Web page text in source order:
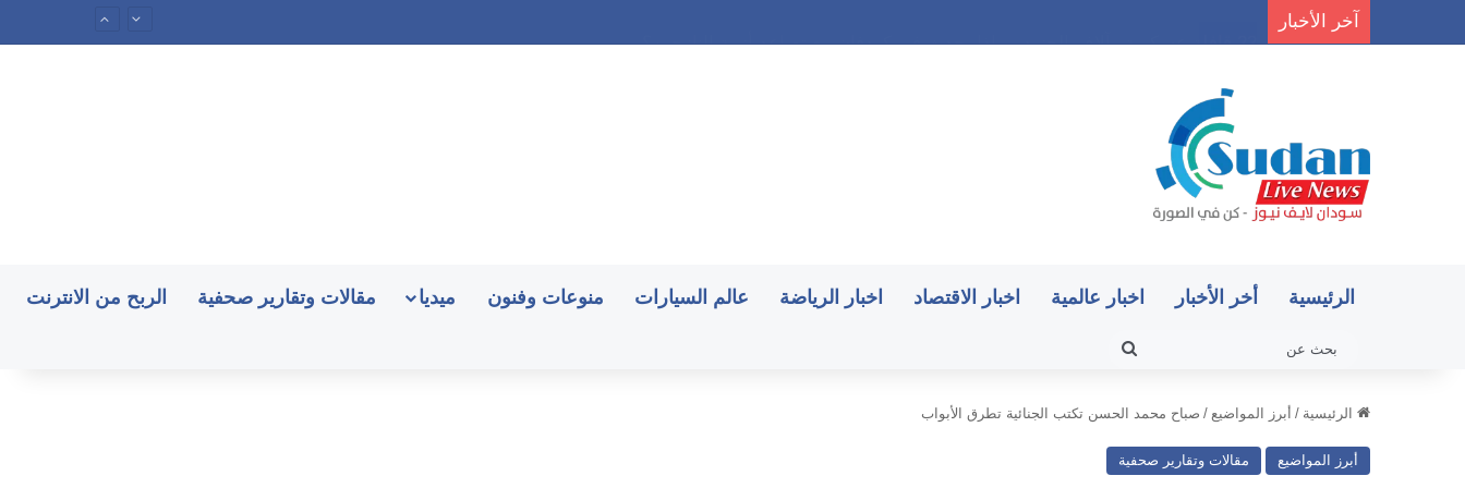
آخر الأخبار
الرئيسية أخر الأخبار اخبار عالمية اخبار الاقتصاد اخبار الرياضة عالم السيارات منوعات وفنون ميديا مقالات وتقارير صحفية الربح من الانترنت
بحث
الرئيسية / أبرز المواضيع / صباح محمد الحسن تكتب الجنائية تطرق الأبواب
أبرز المواضيع مقالات وتقارير صحفية